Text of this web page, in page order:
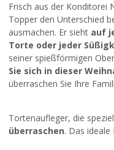
Frisch aus der Konditorei
Topper den Unterschied
ausmachen. Er sieht auf
Torte oder jeder
seiner spießförmigen
Sie sich in dieser
überraschen Sie Ihre
Tortenaufleger, die
überraschen. Das ideale